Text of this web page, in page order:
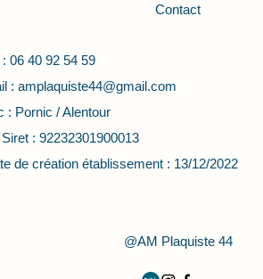
Contact
: 06 40 92 54 59
: amplaquiste44@gmail.com
: Pornic / Alentour
Siret : 92232301900013
de création établissement : 13/12/2022
@AM Plaquiste 44